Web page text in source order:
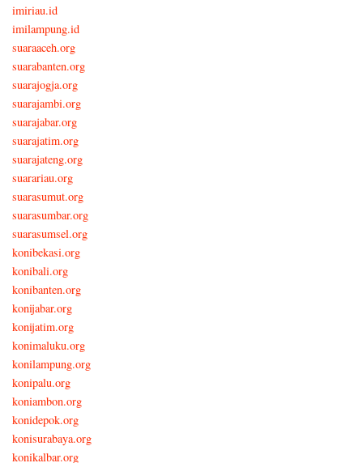
imiriau.id
imilampung.id
suaraaceh.org
suarabanten.org
suarajogja.org
suarajambi.org
suarajabar.org
suarajatim.org
suarajateng.org
suarariau.org
suarasumut.org
suarasumbar.org
suarasumsel.org
konibekasi.org
konibali.org
konibanten.org
konijabar.org
konijatim.org
konimaluku.org
konilampung.org
konipalu.org
koniambon.org
konidepok.org
konisurabaya.org
konikalbar.org